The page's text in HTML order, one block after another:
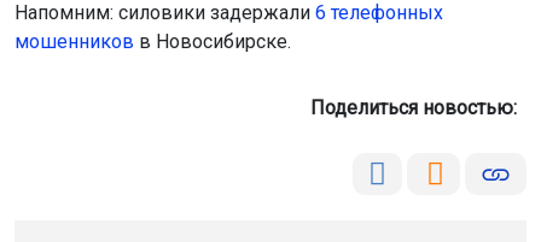
Напомним: силовики задержали 6 телефонных
мошенников в Новосибирске.
Поделиться новостью: